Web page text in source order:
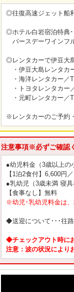
◎往復高速ジェット船
◎ホテル白岩宿泊特典･
バースデーワインフ
◎レンタカーで伊豆大
・伊豆大島レンタカ
・海洋レンタカー／
・トヨタレンタカー
・元町レンタカー／
※レンタカーのご予約
注意事項※必ずご確認
●幼児料金（3歳以上の
【1泊2食付】6,600円
●乳幼児（3歳未満 寝具
【食事なし】無料
※幼児･乳幼児料金は、
◆送迎について･･･往路
◆チェックアウト時に
注意：波の状況により